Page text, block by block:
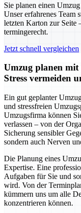
Sie planen einen
Unser erfahrenes Team
letzten Karton zur Seite
termingerecht.
Jetzt schnell vergleichen
Umzug planen mit
Stress vermeiden
Ein gut geplanter
und stressfreien
Umzugsfirma können
verlassen – von der
Sicherung sensibler
sondern auch Nerven
Die Planung eines
Expertise. Eine
Aufgaben für Sie und
wird. Von der
kümmern uns um alle
konzentrieren können.